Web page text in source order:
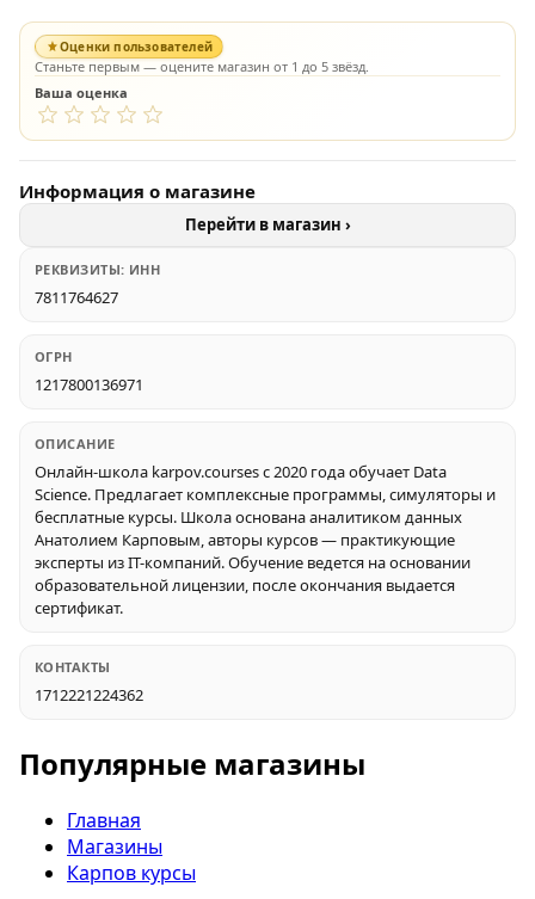
Оценки пользователей
Станьте первым — оцените магазин от 1 до 5 звёзд.
Ваша оценка
Информация о магазине
Перейти в магазин ›
РЕКВИЗИТЫ: ИНН
7811764627
ОГРН
1217800136971
ОПИСАНИЕ
Онлайн-школа karpov.courses с 2020 года обучает Data
Science. Предлагает комплексные программы, симуляторы и
бесплатные курсы. Школа основана аналитиком данных
Анатолием Карповым, авторы курсов — практикующие
эксперты из IT-компаний. Обучение ведется на основании
образовательной лицензии, после окончания выдается
сертификат.
КОНТАКТЫ
1712221224362
Популярные магазины
Главная
Магазины
Карпов курсы